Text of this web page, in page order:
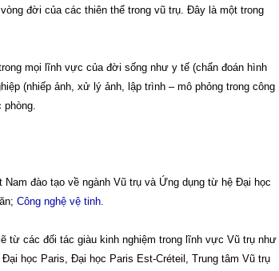
đời của các thiên thể trong vũ trụ. Đây là một trong
mọi lĩnh vực của đời sống như y tế (chẩn đoán hình
(nhiếp ảnh, xử lý ảnh, lập trình – mô phỏng trong công
đào tạo về ngành Vũ trụ và Ứng dụng từ hệ Đại học
Công nghệ vệ tinh.
các đối tác giàu kinh nghiệm trong lĩnh vực Vũ trụ như
học Paris, Đại học Paris Est-Créteil, Trung tâm Vũ trụ